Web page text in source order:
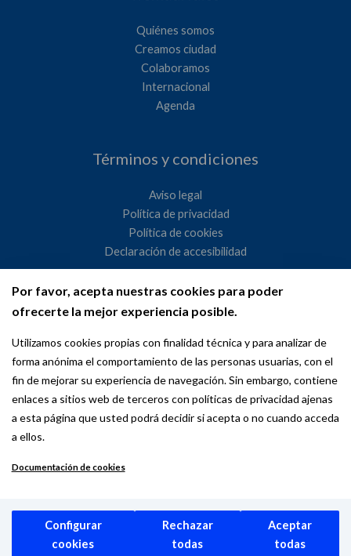
Por favor, acepta nuestras cookies para poder
ofrecerte la mejor experiencia posible.
Utilizamos cookies propias con finalidad técnica y para analizar de
forma anónima el comportamiento de las personas usuarias, con el
fin de mejorar su experiencia de navegación. Sin embargo, contiene
enlaces a sitios web de terceros con políticas de privacidad ajenas
a esta página que usted podrá decidir si acepta o no cuando acceda
a ellos.
Documentación de cookies
Configurar
cookies
Rechazar
todas
Aceptar
todas
Quiénes somos
Creamos ciudad
Colaboramos
Internacional
Agenda
Términos y condiciones
Aviso legal
Política de privacidad
Política de cookies
Declaración de accesibilidad
Ayuntamiento de Madrid
WeMadrid es un sitio web del Ayuntamiento de Madrid
dedicado a las relaciones institucionales y la actividad
internacional del Alcalde. ​
Madrid